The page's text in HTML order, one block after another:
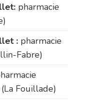
pharmacie
: pharmacie
Fabre)
Fouillade)